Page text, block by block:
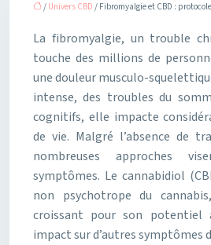
/ Univers CBD / Fibromyalgie et CBD :
La fibromyalgie, un trouble
touche des millions de
une douleur musculo-
intense, des troubles du
cognitifs, elle impacte
de vie. Malgré l’absence de
nombreuses approches
symptômes. Le cannabidiol
non psychotrope du
croissant pour son potentiel
impact sur d’autres symptômes